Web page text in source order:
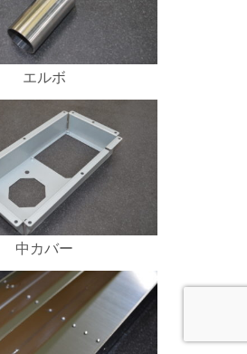
エルボ
中カバー